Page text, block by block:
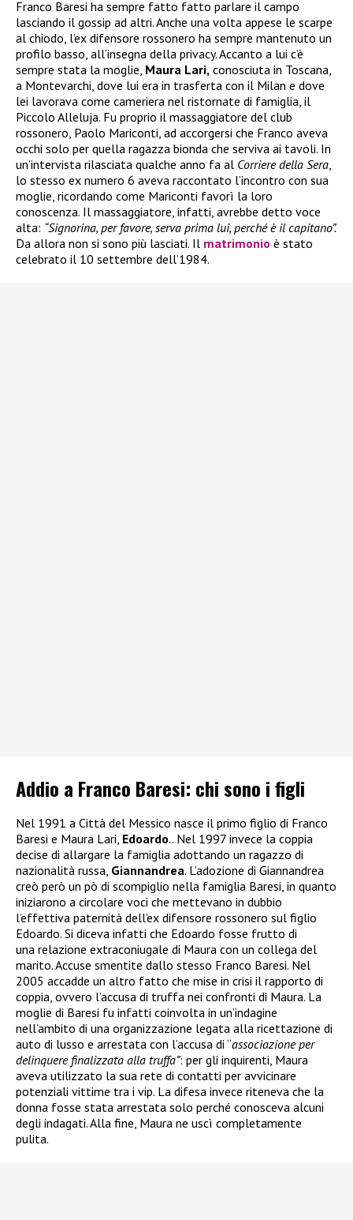
Franco Baresi ha sempre fatto fatto parlare il campo
lasciando il gossip ad altri. Anche una volta appese le scarpe
al chiodo, l’ex difensore rossonero ha sempre mantenuto un
profilo basso, all’insegna della privacy. Accanto a lui c’è
sempre stata la moglie, Maura Lari, conosciuta in Toscana,
a Montevarchi, dove lui era in trasferta con il Milan e dove
lei lavorava come cameriera nel ristornate di famiglia, il
Piccolo Alleluja. Fu proprio il massaggiatore del club
rossonero, Paolo Mariconti, ad accorgersi che Franco aveva
occhi solo per quella ragazza bionda che serviva ai tavoli. In
un’intervista rilasciata qualche anno fa al Corriere della Sera
lo stesso ex numero 6 aveva raccontato l’incontro con sua
moglie, ricordando come Mariconti favorì la loro
conoscenza. Il massaggiatore, infatti, avrebbe detto voce
alta: “Signorina, per favore, serva prima lui, perché è il capitano”.
Da allora non si sono più lasciati. Il matrimonio è stato
celebrato il 10 settembre dell’1984.
Addio a Franco Baresi: chi sono i figli
Nel 1991 a Città del Messico nasce il primo figlio di Franco
Baresi e Maura Lari, Edoardo.. Nel 1997 invece la coppia
decise di allargare la famiglia adottando un ragazzo di
nazionalità russa, Giannandrea. L’adozione di Giannandrea
creò però un pò di scompiglio nella famiglia Baresi, in quanto
iniziarono a circolare voci che mettevano in dubbio
l’effettiva paternità dell’ex difensore rossonero sul figlio
Edoardo. Si diceva infatti che Edoardo fosse frutto di
una relazione extraconiugale di Maura con un collega del
marito. Accuse smentite dallo stesso Franco Baresi. Nel
2005 accadde un altro fatto che mise in crisi il rapporto di
coppia, ovvero l’accusa di truffa nei confronti di Maura. La
moglie di Baresi fu infatti coinvolta in un’indagine
nell’ambito di una organizzazione legata alla ricettazione di
auto di lusso e arrestata con l’accusa di “associazione per
delinquere finalizzata alla truffa”: per gli inquirenti, Maura
aveva utilizzato la sua rete di contatti per avvicinare
potenziali vittime tra i vip. La difesa invece riteneva che la
donna fosse stata arrestata solo perché conosceva alcuni
degli indagati. Alla fine, Maura ne uscì completamente
pulita.